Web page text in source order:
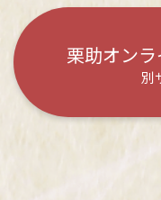
栗助オン
別